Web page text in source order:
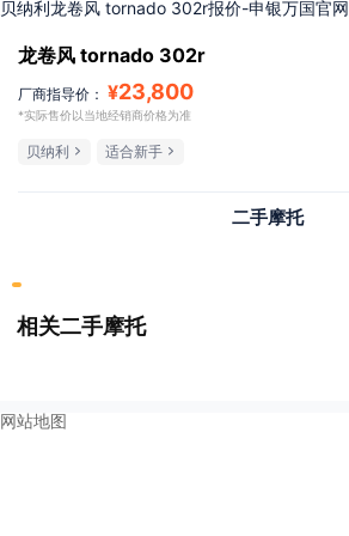
贝纳利龙卷风 tornado 302r报价-申银万国官网
龙卷风 tornado 302r
厂商指导价： ¥23,800
*实际售价以当地经销商价格为准
贝纳利 适合新手
二手摩托
相关二手摩托
网站地图